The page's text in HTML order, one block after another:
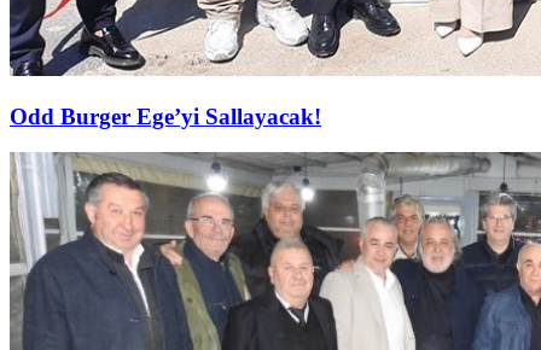
Odd Burger Ege’yi Sallayacak!